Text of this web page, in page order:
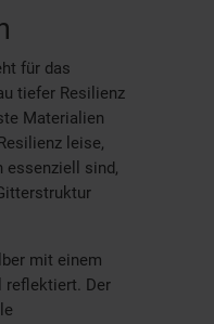
für das
tiefer Resilienz
Materialien
leise,
essenziell sind,
mit einem
reflektiert. Der